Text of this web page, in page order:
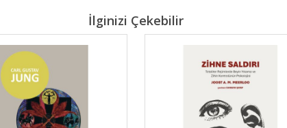
İlginizi Çekebilir